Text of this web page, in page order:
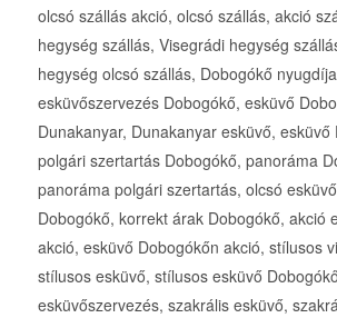
olcsó szállás akció, olcsó szállás, akció
hegység szállás, Visegrádi hegység
hegység olcsó szállás, Dobogókő
esküvőszervezés Dobogókő, esküvő
Dunakanyar, Dunakanyar esküvő, esküvő
polgári szertartás Dobogókő, panoráma
panoráma polgári szertartás, olcsó
Dobogókő, korrekt árak Dobogókő, akció
akció, esküvő Dobogókőn akció, stílusos
stílusos esküvő, stílusos esküvő
esküvőszervezés, szakrális esküvő,